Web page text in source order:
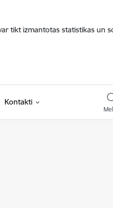
tikt izmantotas statistikas un
Kontakti